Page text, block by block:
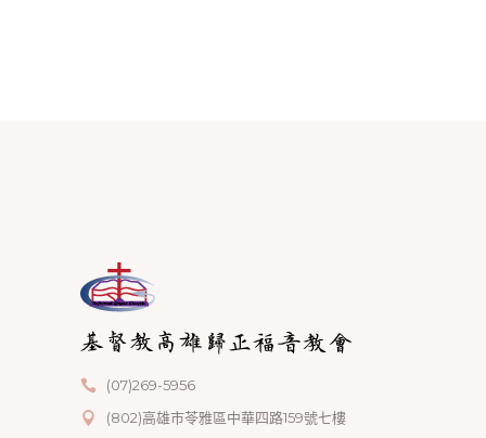
(07)269-5956
(802)高雄市苓雅區中華四路159號七樓